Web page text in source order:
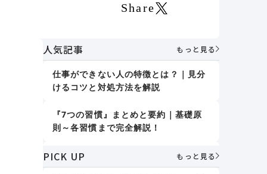
Share
人気記事 もっと見る
仕事ができない人の特徴とは？｜見分
けるコツと対処方法を解説
『7つの習慣』まとめと要約｜基礎原
則～各習慣まで完全解説！
誤りを指摘しない｜デール・カーネギ
ー『人を動かす』
PICK UP もっと見る